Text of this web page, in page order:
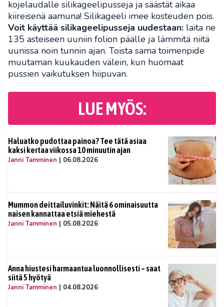
kojelaudalle silikageelipusseja ja säästät aikaa
kiireisenä aamuna! Silikageeli imee kosteuden pois.
Voit käyttää silikageelipusseja uudestaan: laita ne
135 asteiseen uuniin folion päälle ja lämmitä niitä
uunissa noin tunnin ajan. Toista sama toimenpide
muutaman kuukauden välein, kun huomaat
pussien vaikutuksen hiipuvan.
LUE MYÖS:
Haluatko pudottaa painoa? Tee tätä asiaa
kaksi kertaa viikossa 10 minuutin ajan
Janni Tamminen | 06.08.2026
Mummon deittailuvinkit: Näitä 6 ominaisuutta
naisen kannattaa etsiä miehestä
Janni Tamminen | 05.08.2026
Anna hiustesi harmaantua luonnollisesti – saat
siitä 5 hyötyä
Janni Tamminen | 04.08.2026